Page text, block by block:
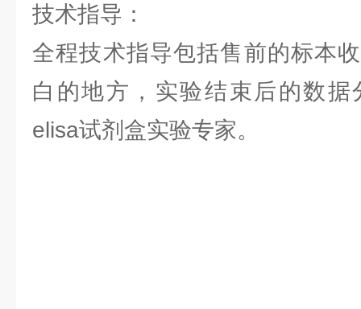
技术指导：
全程技术指导包括售前的标本
白的地方，实验结束后的数
elisa试剂盒实验专家。